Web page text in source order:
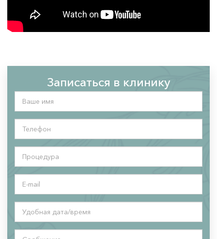
Записаться в клинику
Ваше
*
Телефон
Процедура
E-
Удобная